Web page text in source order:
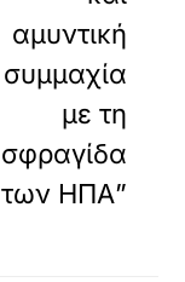
αμυντική
συμμαχία
με τη
σφραγίδα
των ΗΠΑ”